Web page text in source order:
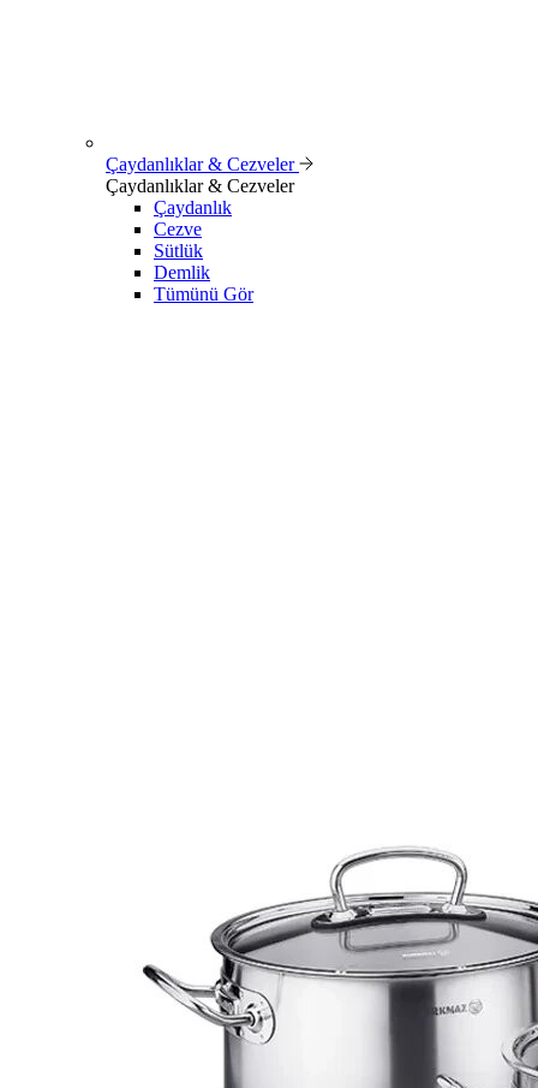
Çaydanlıklar & Cezveler
Çaydanlıklar & Cezveler
Çaydanlık
Cezve
Sütlük
Demlik
Tümünü Gör